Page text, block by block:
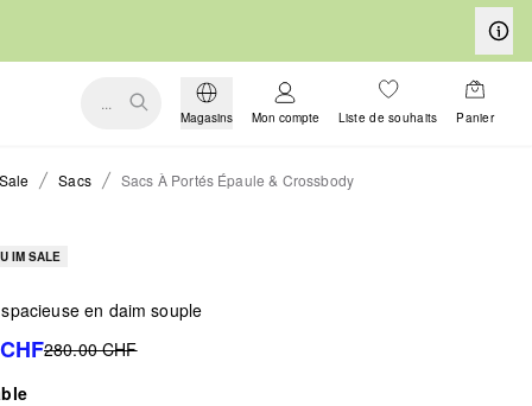
...
Magasins Mon compte Liste de souhaits Panier
Sale Sacs Sacs À Portés Épaule & Crossbody
IM SALE
en daim souple
280.00 CHF